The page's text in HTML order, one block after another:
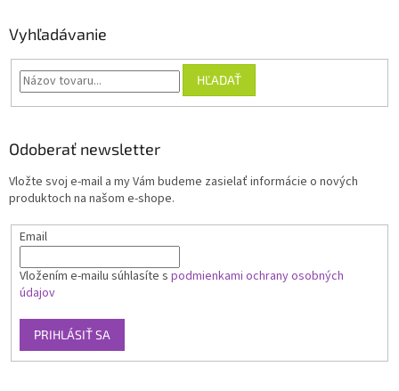
Vyhľadávanie
HĽADAŤ
Odoberať newsletter
Vložte svoj e-mail a my Vám budeme zasielať informácie o nových
produktoch na našom e-shope.
Email
Vložením e-mailu súhlasíte s podmienkami ochrany osobných
údajov
PRIHLÁSIŤ SA